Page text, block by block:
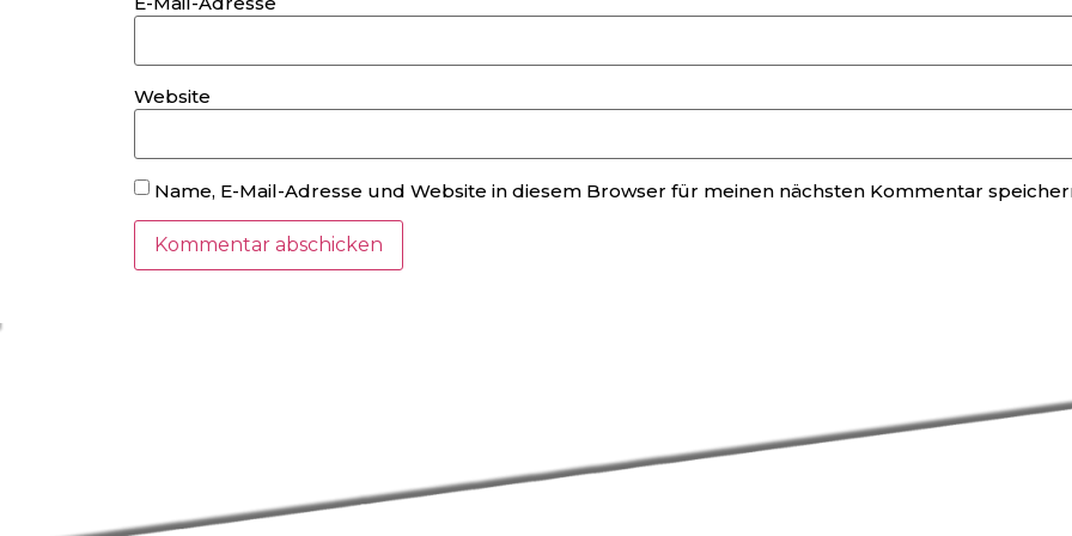
Website
Name, E-Mail-Adresse und Website in diesem Browser für meinen nächsten Kommentar